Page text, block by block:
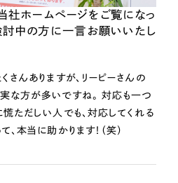
社ホームページをご覧になっ
討中の方に一言お願いいたし
さんありますが、リーピーさんの
な方が多いですね。 対応も一つ
ただしい人でも、対応してくれる
、本当に助かります！（笑）